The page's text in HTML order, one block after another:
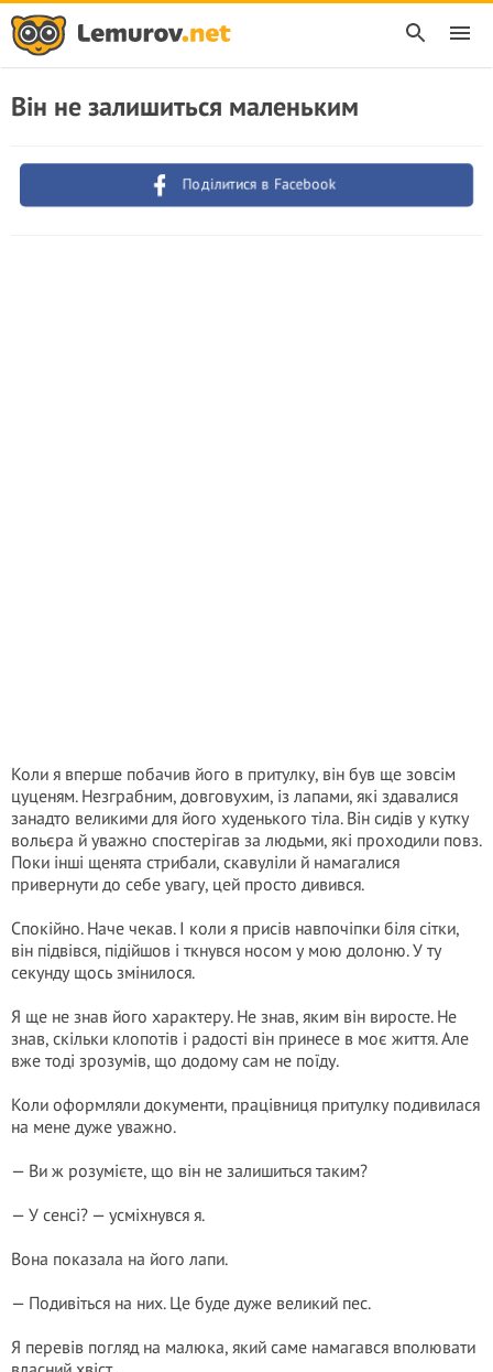
Він не залишиться маленьким
Поділитися в Facebook
Коли я вперше побачив його в притулку, він був ще зовсім
цуценям. Незграбним, довговухим, із лапами, які здавалися
занадто великими для його худенького тіла. Він сидів у кутку
вольєра й уважно спостерігав за людьми, які проходили повз.
Поки інші щенята стрибали, скавуліли й намагалися
привернути до себе увагу, цей просто дивився.
Спокійно. Наче чекав. І коли я присів навпочіпки біля сітки,
він підвівся, підійшов і ткнувся носом у мою долоню. У ту
секунду щось змінилося.
Я ще не знав його характеру. Не знав, яким він виросте. Не
знав, скільки клопотів і радості він принесе в моє життя. Але
вже тоді зрозумів, що додому сам не поїду.
Коли оформляли документи, працівниця притулку подивилася
на мене дуже уважно.
— Ви ж розумієте, що він не залишиться таким?
— У сенсі? — усміхнувся я.
Вона показала на його лапи.
— Подивіться на них. Це буде дуже великий пес.
Я перевів погляд на малюка, який саме намагався вполювати